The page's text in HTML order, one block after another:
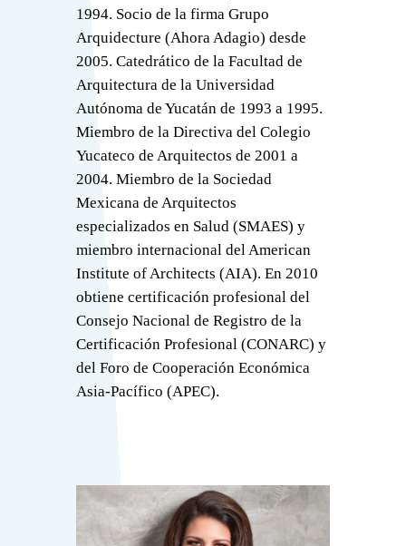
1994. Socio de la firma Grupo
Arquidecture (Ahora Adagio) desde
2005. Catedrático de la Facultad de
Arquitectura de la Universidad
Autónoma de Yucatán de 1993 a 1995.
Miembro de la Directiva del Colegio
Yucateco de Arquitectos de 2001 a
2004. Miembro de la Sociedad
Mexicana de Arquitectos
especializados en Salud (SMAES) y
miembro internacional del American
Institute of Architects (AIA). En 2010
obtiene certificación profesional del
Consejo Nacional de Registro de la
Certificación Profesional (CONARC) y
del Foro de Cooperación Económica
Asia-Pacífico (APEC).